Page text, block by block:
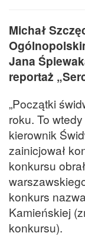
Michał
Jana
reportaż
„Początki
roku. To
kierownik
zainicjował
konkursu
konkurs
Kamieńskiej
konkursu).